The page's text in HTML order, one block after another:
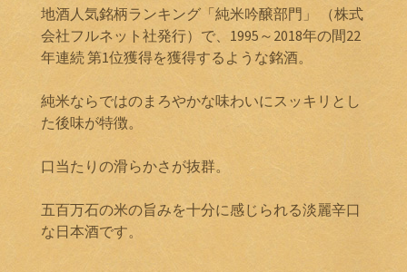
地酒人気銘柄ランキング「純米吟醸部門」 （株式
会社フルネット社発行）で、1995～2018年の間22
年連続 第1位獲得を獲得するような銘酒。
純米ならではのまろやかな味わいにスッキリとし
た後味が特徴。
口当たりの滑らかさが抜群。
五百万石の米の旨みを十分に感じられる淡麗辛口
な日本酒です。